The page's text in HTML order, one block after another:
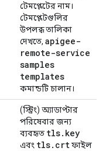
টেমপ্লেটের নাম।
টেমপ্লেটগুলির
উপলব্ধ তালিকা
দেখতে, apigee-
remote-service
samples
templates
কমান্ডটি চালান।
(স্ট্রিং) অ্যাডাপ্টার
পরিষেবার জন্য
ব্যবহৃত tls. key
এবং tls. crtফাইল